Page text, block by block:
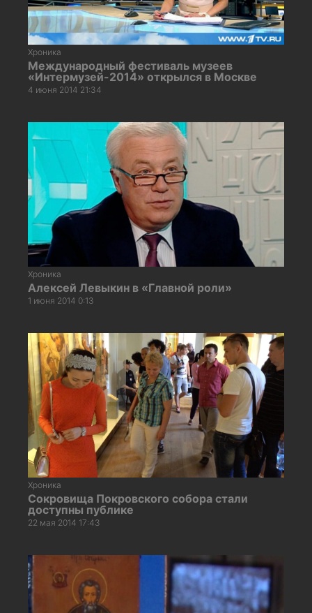
Хроника
Международный фестиваль музеев
«Интермузей-2014» открылся в Москве
4 июня 2014 21:34
Хроника
Алексей Левыкин в «Главной роли»
1 июня 2014 0:13
Хроника
Сокровища Покровского собора стали
доступны публике
22 мая 2014 17:43